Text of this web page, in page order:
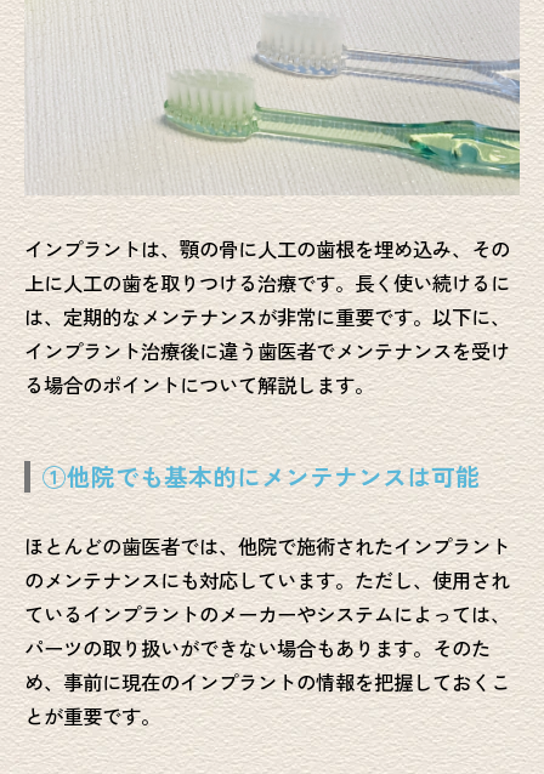
インプラントは、顎の骨に人工の歯根を埋め込み、その
上に人工の歯を取りつける治療です。長く使い続けるに
は、定期的なメンテナンスが非常に重要です。以下に、
インプラント治療後に違う歯医者でメンテナンスを受け
る場合のポイントについて解説します。
①他院でも基本的にメンテナンスは可能
ほとんどの歯医者では、他院で施術されたインプラント
のメンテナンスにも対応しています。ただし、使用され
ているインプラントのメーカーやシステムによっては、
パーツの取り扱いができない場合もあります。そのた
め、事前に現在のインプラントの情報を把握しておくこ
とが重要です。